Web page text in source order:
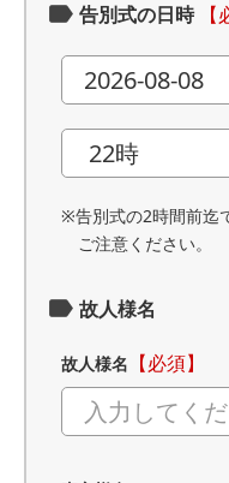
告別式の日時 【
※告別式の2時間前迄
ご注意ください。
故人様名
故人様名 【必須】